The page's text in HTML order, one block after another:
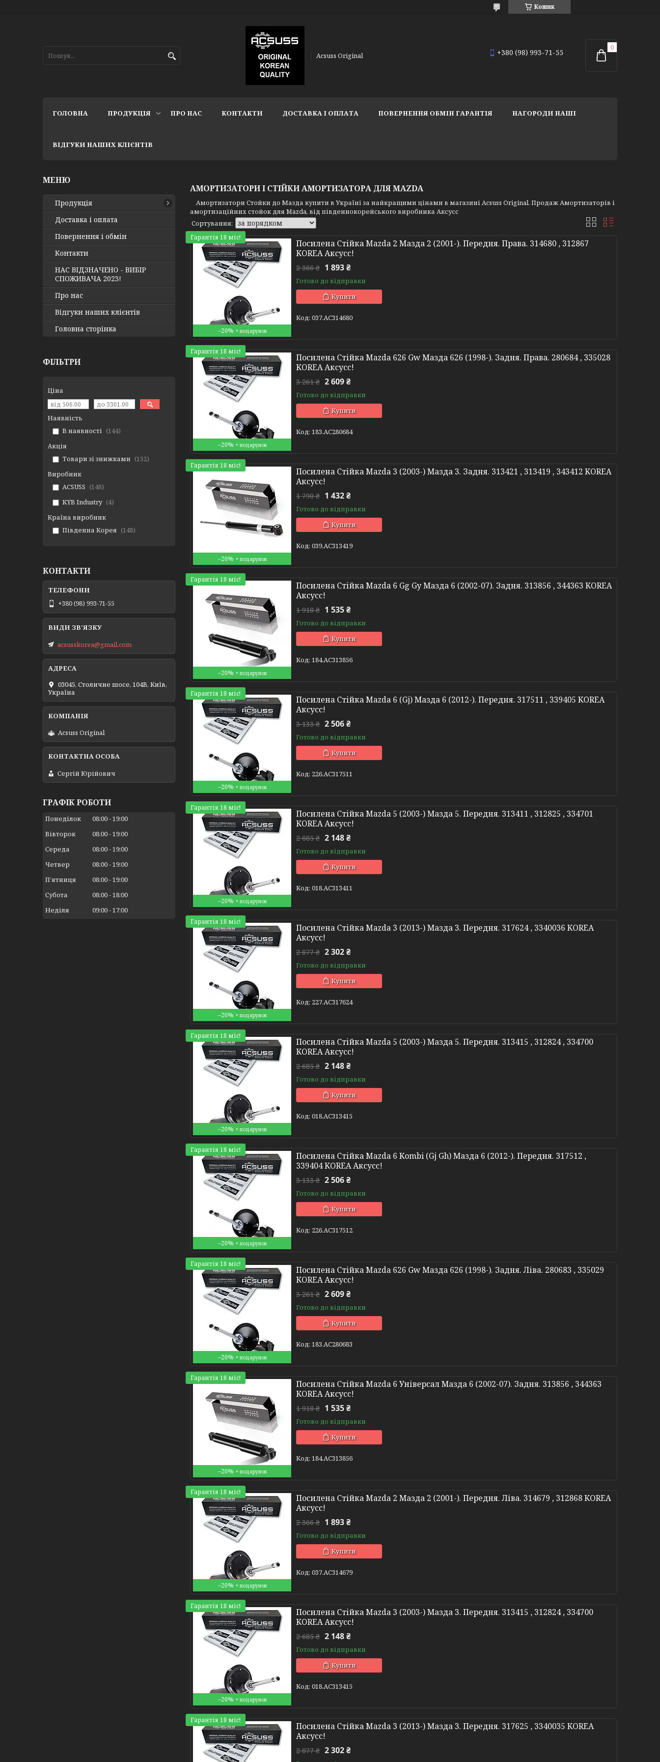
Кошик
Acsuss Original +380 (98) 993-71-55
ГОЛОВНА ПРОДУКЦІЯ ПРО НАС КОНТАКТИ ДОСТАВКА І ОПЛАТА ПОВЕРНЕННЯ ОБМІН ГАРАНТІЯ НАГОРОДИ НАШІ
ВІДГУКИ НАШИХ КЛІЄНТІВ
АМОРТИЗАТОРИ І СТІЙКИ АМОРТИЗАТОРА ДЛЯ MAZDA
Амортизатори Стойки до Мазда купити в Україні за найкращими цінами в магазині Acsuss Original. Продаж Амортизаторів і
амортизаційних стойок для Mazda, від південнокорейського виробника Аксусс
Гарантія 18 міс!
–20%
Посилена Стійка Mazda 2 Мазда 2 (2001-). Передня. Права. 314680 , 312867
KOREA Аксусс!
2 366 ₴ 1 893 ₴
Готово до відправки
Купити
037.AC314680
Гарантія 18 міс!
–20%
Посилена Стійка Mazda 626 Gw Мазда 626 (1998-). Задня. Права. 280684 , 335028
KOREA Аксусс!
3 261 ₴ 2 609 ₴
Готово до відправки
Купити
183.AC280684
Гарантія 18 міс!
–20%
Посилена Стійка Mazda 3 (2003-) Мазда 3. Задня. 313421 , 313419 , 343412 KOREA
Аксусс!
1 790 ₴ 1 432 ₴
Готово до відправки
Купити
039.AC313419
Гарантія 18 міс!
–20%
Посилена Стійка Mazda 6 Gg Gy Мазда 6 (2002-07). Задня. 313856 , 344363 KOREA
Аксусс!
1 918 ₴ 1 535 ₴
Готово до відправки
Купити
184.AC313856
Гарантія 18 міс!
–20%
Посилена Стійка Mazda 6 (Gj) Мазда 6 (2012-). Передня. 317511 , 339405 KOREA
Аксусс!
3 133 ₴ 2 506 ₴
Готово до відправки
Купити
226.AC317511
Гарантія 18 міс!
–20%
Посилена Стійка Mazda 5 (2003-) Мазда 5. Передня. 313411 , 312825 , 334701
KOREA Аксусс!
2 685 ₴ 2 148 ₴
Готово до відправки
Купити
018.AC313411
Гарантія 18 міс!
–20%
Посилена Стійка Mazda 3 (2013-) Мазда 3. Передня. 317624 , 3340036 KOREA
Аксусс!
2 877 ₴ 2 302 ₴
Готово до відправки
Купити
227.AC317624
Гарантія 18 міс!
–20%
Посилена Стійка Mazda 5 (2003-) Мазда 5. Передня. 313415 , 312824 , 334700
KOREA Аксусс!
2 685 ₴ 2 148 ₴
Готово до відправки
Купити
018.AC313415
Гарантія 18 міс!
–20%
Посилена Стійка Mazda 6 Kombi (Gj Gh) Мазда 6 (2012-). Передня. 317512 ,
339404 KOREA Аксусс!
3 133 ₴ 2 506 ₴
Готово до відправки
Купити
226.AC317512
Гарантія 18 міс!
–20%
Посилена Стійка Mazda 626 Gw Мазда 626 (1998-). Задня. Ліва. 280683 , 335029
KOREA Аксусс!
3 261 ₴ 2 609 ₴
Готово до відправки
Купити
183.AC280683
Гарантія 18 міс!
–20%
Посилена Стійка Mazda 6 Універсал Мазда 6 (2002-07). Задня. 313856 , 344363
KOREA Аксусс!
1 918 ₴ 1 535 ₴
Готово до відправки
Купити
184.AC313856
Гарантія 18 міс!
–20%
Посилена Стійка Mazda 2 Мазда 2 (2001-). Передня. Ліва. 314679 , 312868 KOREA
Аксусс!
2 366 ₴ 1 893 ₴
Готово до відправки
Купити
037.AC314679
Гарантія 18 міс!
–20%
Посилена Стійка Mazda 3 (2003-) Мазда 3. Передня. 313415 , 312824 , 334700
KOREA Аксусс!
2 685 ₴ 2 148 ₴
Готово до відправки
Купити
018.AC313415
Гарантія 18 міс!
Посилена Стійка Mazda 3 (2013-) Мазда 3. Передня. 317625 , 3340035 KOREA
Аксусс!
2 877 ₴ 2 302 ₴
Продукція
Доставка і оплата
Повернення і обмін
Контакти
НАС ВІДЗНАЧЕНО - ВИБІР
СПОЖИВАЧА 2023!
Про нас
Відгуки наших клієнтів
Головна сторінка
ФІЛЬТРИ
Ціна
Наявність
В наявності
144
Акція
Товари зі знижками
152
Виробник
ACSUSS
148
KYB Industry
4
Країна виробник
Південна Корея
148
КОНТАКТИ
+380 (98) 993-71-55
acsusskorea@gmail.com
03045, Столичне шосе, 104B, Київ,
Україна
Acsuss Original
Сергій Юрійович
ГРАФІК РОБОТИ
Понеділок 08:00 19:00
Вівторок
08:00 19:00
Середа
08:00 19:00
Четвер
08:00 19:00
Пʼятниця
08:00 19:00
Субота
08:00 18:00
Неділя
09:00 17:00